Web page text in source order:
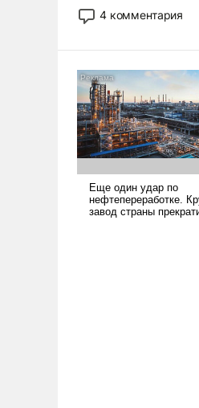
США потребуется
лет. Даже небольшая
Сложившаяся
означает
уязвимости США,
перед Китаем.
4 комментария